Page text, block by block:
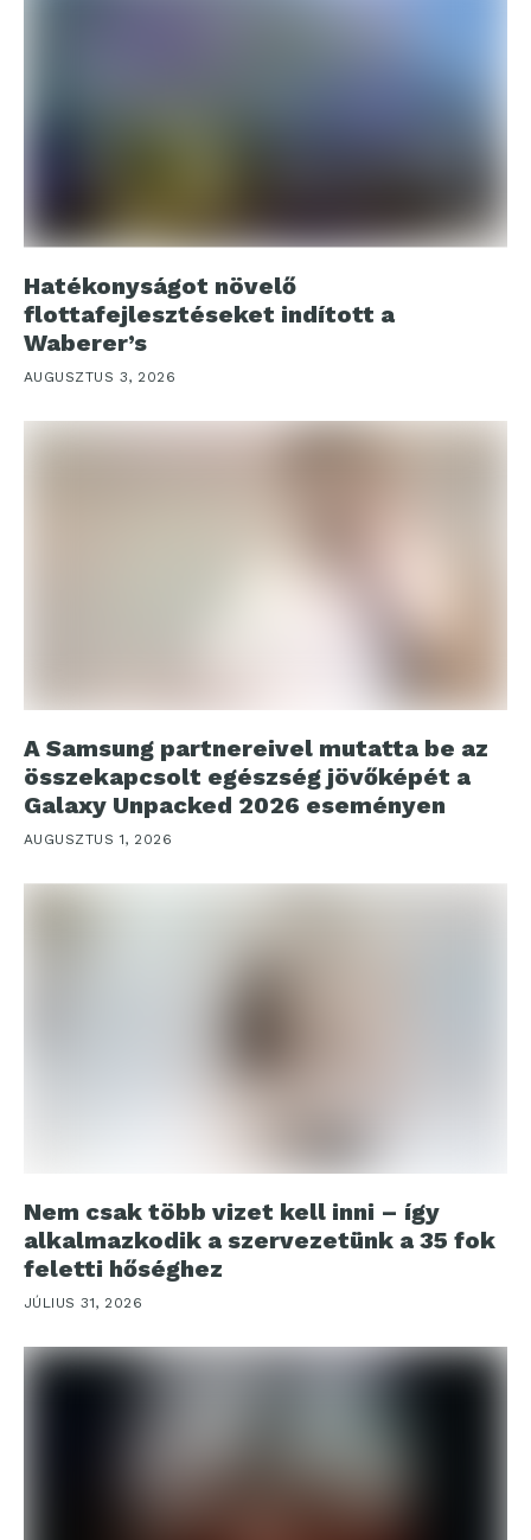
Hatékonyságot növelő
flottafejlesztéseket indított a
Waberer’s
AUGUSZTUS 3, 2026
A Samsung partnereivel mutatta be az
összekapcsolt egészség jövőképét a
Galaxy Unpacked 2026 eseményen
AUGUSZTUS 1, 2026
Nem csak több vizet kell inni – így
alkalmazkodik a szervezetünk a 35 fok
feletti hőséghez
JÚLIUS 31, 2026